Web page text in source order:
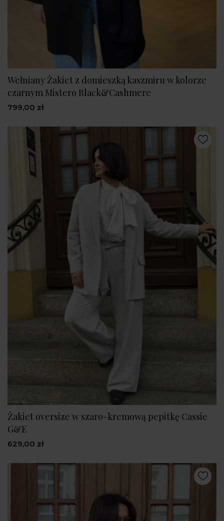
Wełniany Żakiet z domieszką kaszmiru w kolorze
czarnym Mistero Black&Cashmere
799,00 zł
Żakiet oversize w szaro-kremową pepitkę Cassie
G&E
629,00 zł